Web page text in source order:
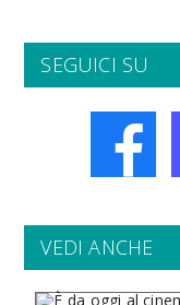
SEGUICI SU
VEDI ANCHE